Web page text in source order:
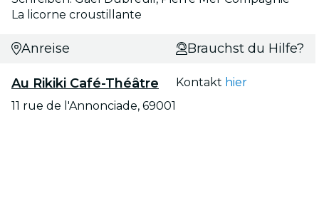
La licorne croustillante
Anreise
Au Rikiki Café-Théâtre
11 rue de l'Annonciade, 69001
Brauchst du Hilfe?
Kontakt hier